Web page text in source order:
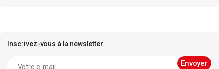
Inscrivez-vous à la newsletter